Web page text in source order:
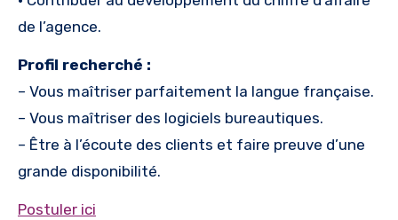
de l’agence.
Profil recherché :
– Vous maîtriser parfaitement la langue française.
– Vous maîtriser des logiciels bureautiques.
– Être à l’écoute des clients et faire preuve d’une
grande disponibilité.
Postuler ici